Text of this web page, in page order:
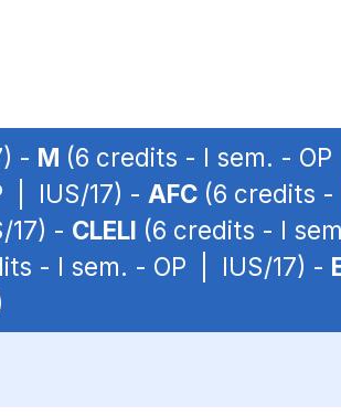
- M (6 credits - I sem. -
| IUS/17) - AFC (6 credits
17) - CLELI (6 credits - I
- I sem. - OP | IUS/17) -